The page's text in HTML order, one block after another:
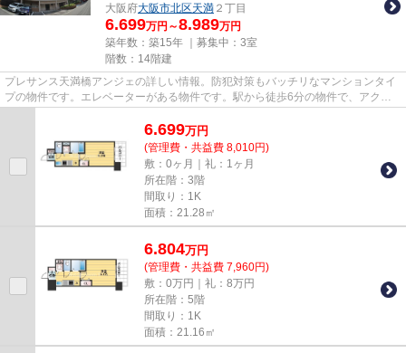
大阪府大阪市北区天満 ２丁目
6.699万円～8.989万円
築年数：築15年 ｜募集中： 3室
階数：14階建
プレサンス天満橋アンジェの詳しい情報。防犯対策もバッチリなマンションタイ
プの物件です。エレベーターがある物件です。駅から徒歩6分の物件で、アクセ
6.699万円
(管理費・共益費 8,010円)
敷：0ヶ月｜礼：1ヶ月
所在階：3階
間取り：1K
面積：21.28㎡
6.804万円
(管理費・共益費 7,960円)
敷：0万円｜礼：8万円
所在階：5階
間取り：1K
面積：21.16㎡